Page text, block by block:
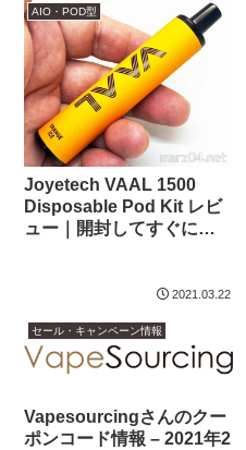
AIO・POD型
Joyetech VAAL 1500
Disposable Pod Kit レビ
ュー｜開封してすぐに使
2021.03.22
セール・キャンペーン情報
Vapesourcingさんのクー
ポンコード情報 – 2021年2